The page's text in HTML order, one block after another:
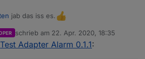
jab das iss es.
schrieb am 22. Apr. 2020, 18:35
zuletzt editiert von
Test Adapter Alarm 0.1.1: